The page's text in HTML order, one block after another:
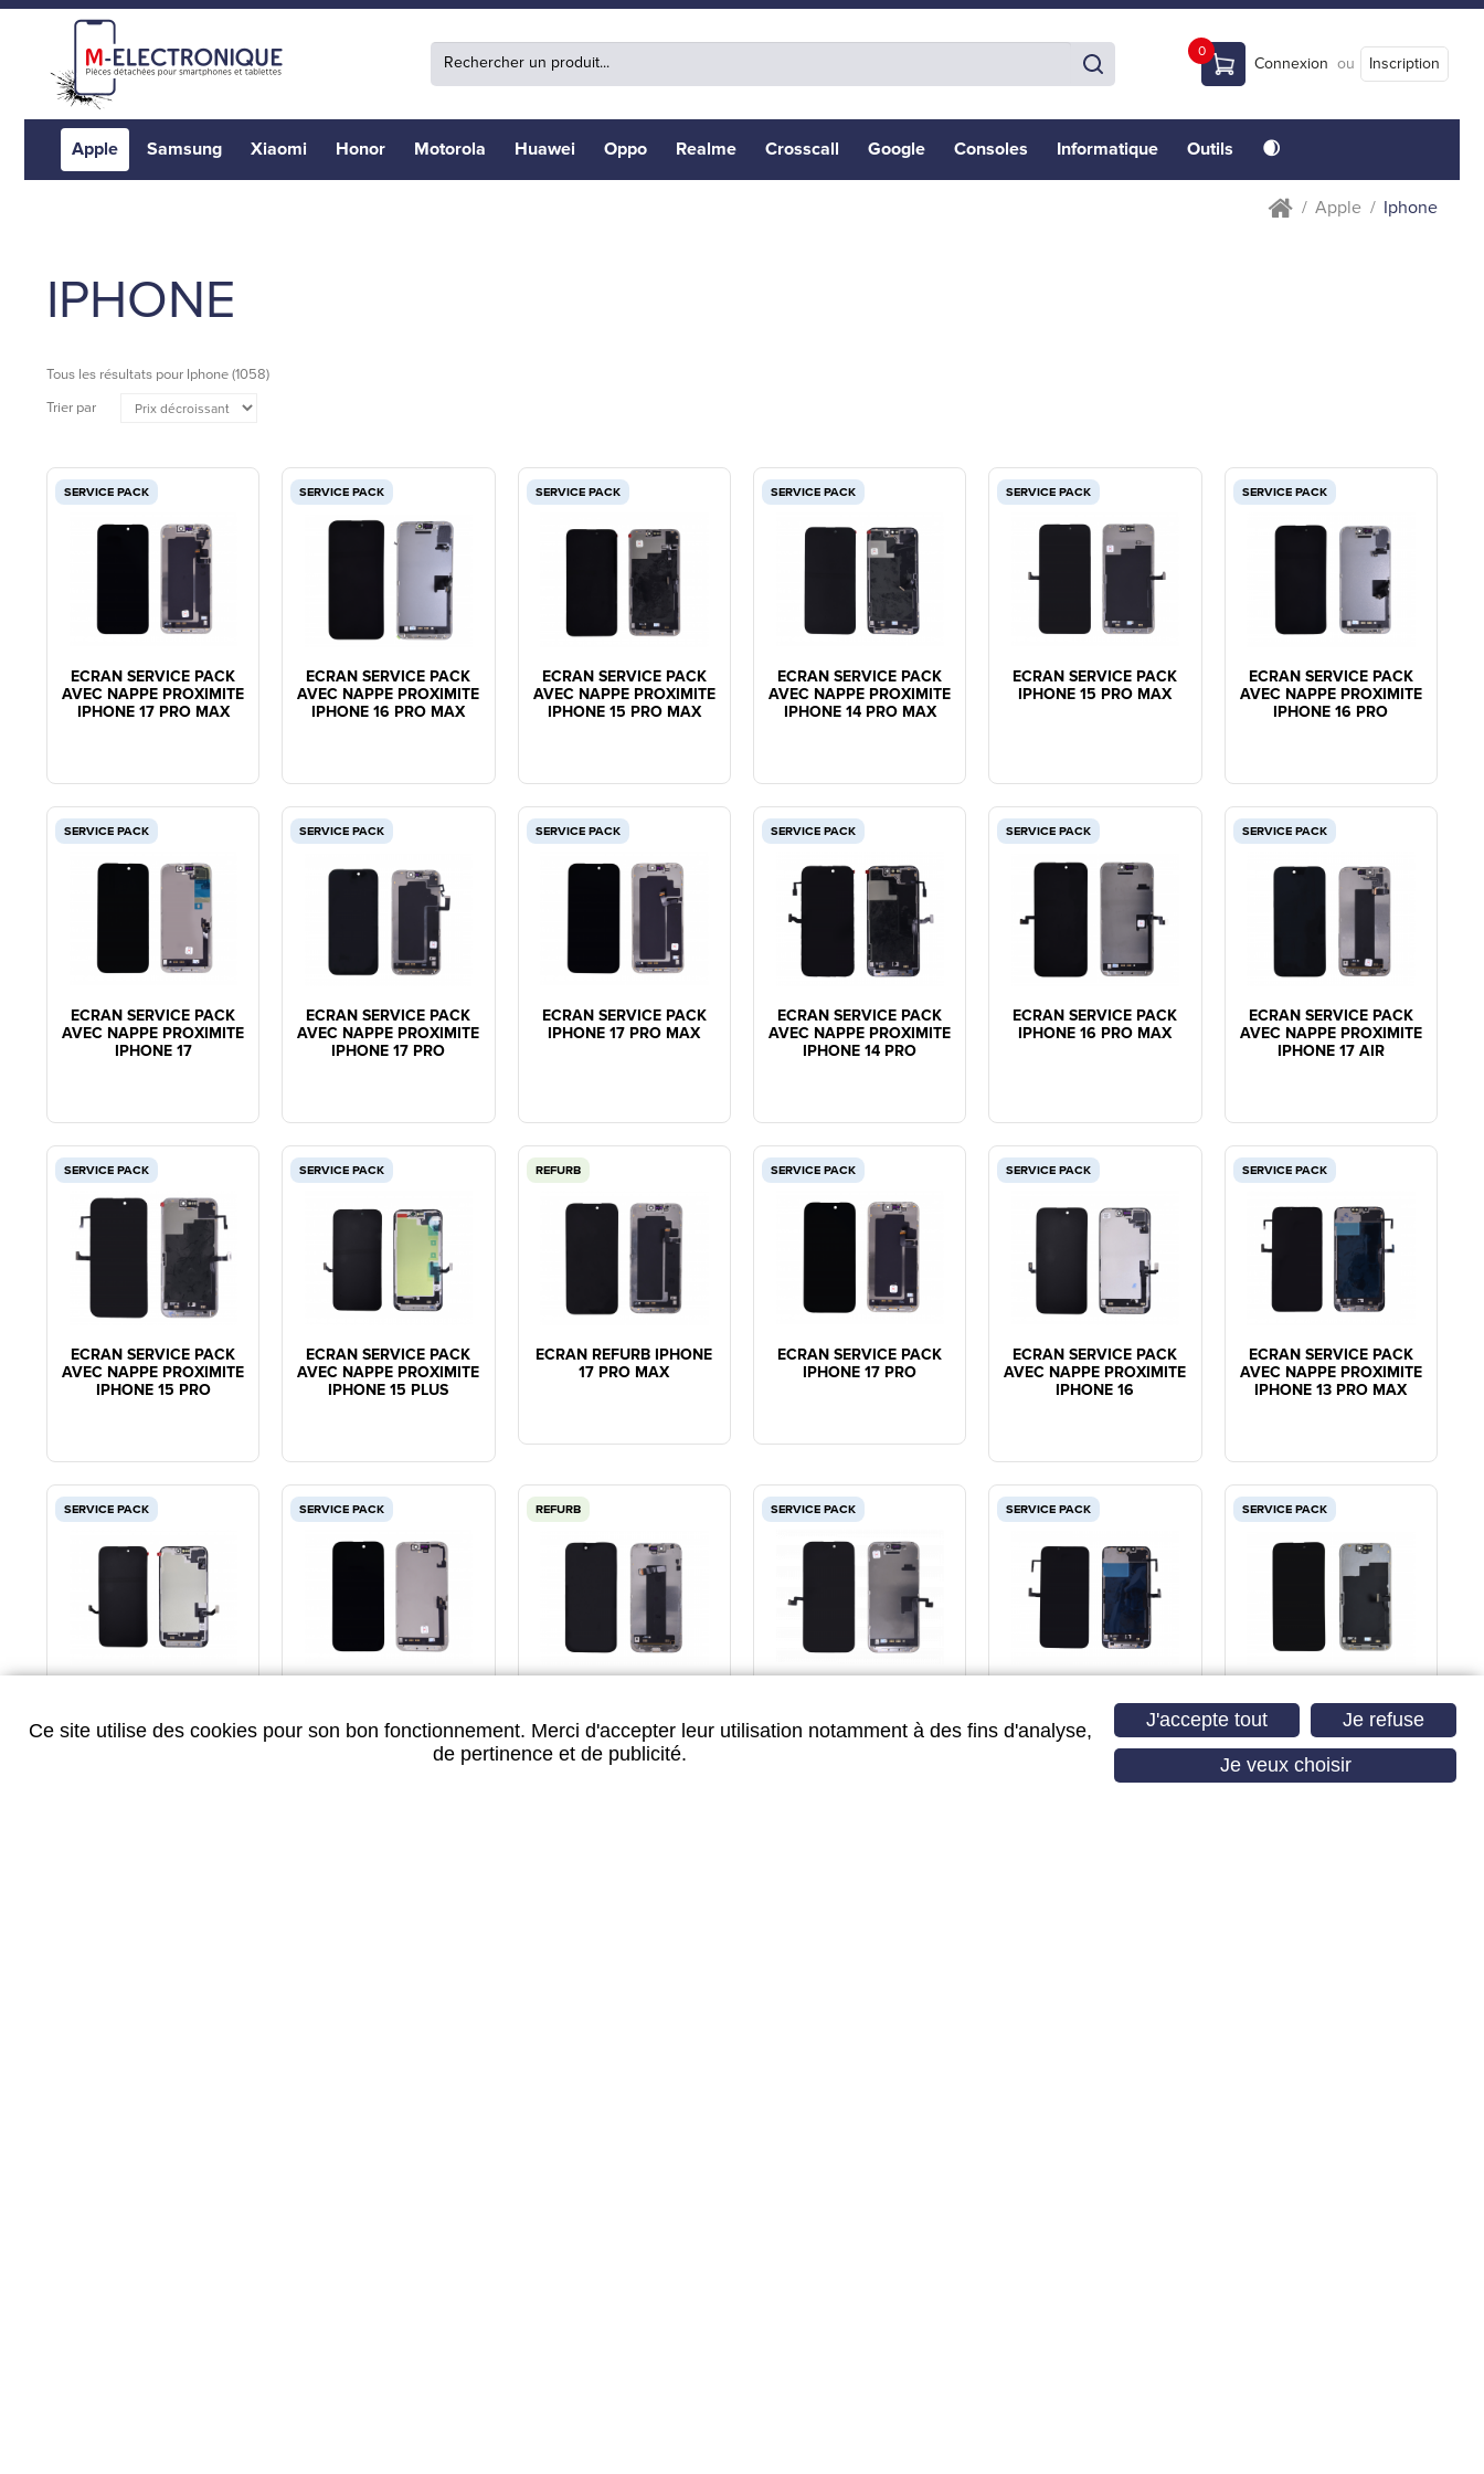
Ce site utilise des cookies pour son bon fonctionnement. Merci d'accepter leur utilisation notamment à des fins d'analyse,
de pertinence et de publicité.
J'accepte tout Je refuse
Je veux choisir
0
Connexion ou Inscription
Apple Samsung Xiaomi Honor Motorola Huawei Oppo Realme Crosscall Google Consoles Informatique Outils 🌒
Apple Iphone
IPHONE
Tous les résultats pour Iphone(1058)
Trier par
SERVICE PACK
ECRAN SERVICE PACK
AVEC NAPPE PROXIMITE
IPHONE 17 PRO MAX
SERVICE PACK
ECRAN SERVICE PACK
AVEC NAPPE PROXIMITE
IPHONE 16 PRO MAX
SERVICE PACK
ECRAN SERVICE PACK
AVEC NAPPE PROXIMITE
IPHONE 15 PRO MAX
SERVICE PACK
ECRAN SERVICE PACK
AVEC NAPPE PROXIMITE
IPHONE 14 PRO MAX
SERVICE PACK
ECRAN SERVICE PACK
IPHONE 15 PRO MAX
SERVICE PACK
ECRAN SERVICE PACK
AVEC NAPPE PROXIMITE
IPHONE 16 PRO
SERVICE PACK
ECRAN SERVICE PACK
AVEC NAPPE PROXIMITE
IPHONE 17
SERVICE PACK
ECRAN SERVICE PACK
AVEC NAPPE PROXIMITE
IPHONE 17 PRO
SERVICE PACK
ECRAN SERVICE PACK
IPHONE 17 PRO MAX
SERVICE PACK
ECRAN SERVICE PACK
AVEC NAPPE PROXIMITE
IPHONE 14 PRO
SERVICE PACK
ECRAN SERVICE PACK
IPHONE 16 PRO MAX
SERVICE PACK
ECRAN SERVICE PACK
AVEC NAPPE PROXIMITE
IPHONE 17 AIR
SERVICE PACK
ECRAN SERVICE PACK
AVEC NAPPE PROXIMITE
IPHONE 15 PRO
SERVICE PACK
ECRAN SERVICE PACK
AVEC NAPPE PROXIMITE
IPHONE 15 PLUS
REFURB
ECRAN REFURB IPHONE
17 PRO MAX
SERVICE PACK
ECRAN SERVICE PACK
IPHONE 17 PRO
SERVICE PACK
ECRAN SERVICE PACK
AVEC NAPPE PROXIMITE
IPHONE 16
SERVICE PACK
ECRAN SERVICE PACK
AVEC NAPPE PROXIMITE
IPHONE 13 PRO MAX
SERVICE PACK
IPHONE 15
SERVICE PACK REFURB SERVICE PACK SERVICE PACK
AVEC NAPPE PROXIMITE
IPHONE 13 PRO
SERVICE PACK
IPHONE 15 PRO